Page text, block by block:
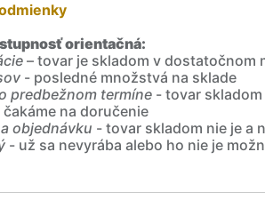
orientačná:
– tovar je skladom v dostatočnom
- posledné množstvá na sklade
predbežnom termíne - tovar skladom
na doručenie
objednávku - tovar skladom nie je a
- už sa nevyrába alebo ho nie je